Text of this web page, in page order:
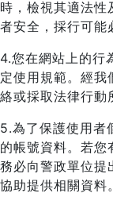
時，檢視其適法性
者安全，採行可能
4.您在網站上的行
定使用規範。經我
絡或採取法律行動
5.為了保護使用者
的帳號資料。若您
務必向警政單位提
協助提供相關資料